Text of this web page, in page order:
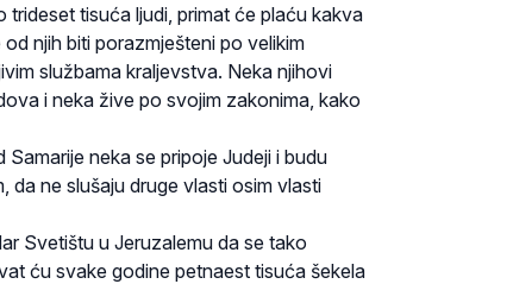
tisuća ljudi, primat će plaću kakva
njih biti porazmješteni po velikim
službama kraljevstva. Neka njihovi
i neka žive po svojim zakonima, kako
neka se pripoje Judeji i budu
da ne slušaju druge vlasti osim vlasti
Svetištu u Jeruzalemu da se tako
ću svake godine petnaest tisuća šekela